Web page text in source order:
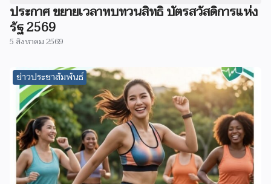
ประกาศ ขยายเวลาทบทวนสิทธิ บัตรสวัสดิการแห่ง
รัฐ 2569
5 สิงหาคม 2569
ข่าวประชาสัมพันธ์